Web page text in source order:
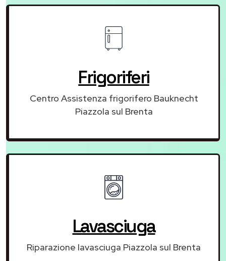
Frigoriferi
Centro Assistenza frigorifero Bauknecht
Piazzola sul Brenta
Lavasciuga
Riparazione lavasciuga Piazzola sul Brenta